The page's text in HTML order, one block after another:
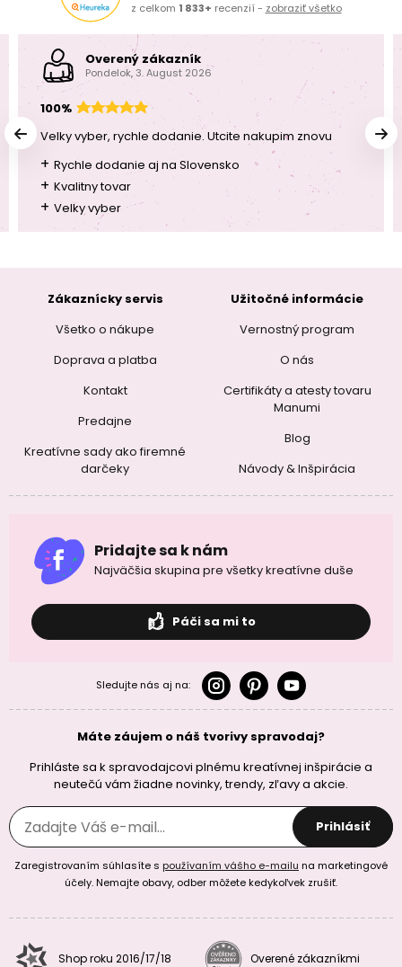
z celkom 1 833+ recenzií - zobraziť všetko
Overený zákazník
Pondelok, 3. August 2026
100%
Velky vyber, rychle dodanie. Utcite nakupim znovu
+ Rychle dodanie aj na Slovensko
+ Kvalitny tovar
+ Velky vyber
Zákaznícky servis
Všetko o nákupe
Doprava a platba
Kontakt
Predajne
Kreatívne sady ako firemné
darčeky
Užitočné informácie
Vernostný program
O nás
Certifikáty a atesty tovaru
Manumi
Blog
Návody & Inšpirácia
Pridajte sa k nám
Najväčšia skupina pre všetky kreatívne duše
Páči sa mi to
Sledujte nás aj na:
Máte záujem o náš tvorivy spravodaj?
Prihláste sa k spravodajcovi plnému kreatívnej inšpirácie a
neutečú vám žiadne novinky, trendy, zľavy a akcie.
Prihlásiť
Zaregistrovaním súhlasíte s používaním vášho e-mailu na marketingové
účely. Nemajte obavy, odber môžete kedykoľvek zrušiť.
Shop roku 2016/17/18 Overené zákazníkmi